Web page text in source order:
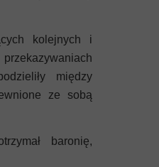
kolejnych i
między
ze sobą
baronię,